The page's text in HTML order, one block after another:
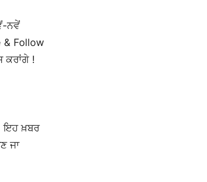
ਨਵੇਂ
& Follow
ਕਰਾਂਗੇ !
ਇਹ ਖ਼ਬਰ
ਜਾ